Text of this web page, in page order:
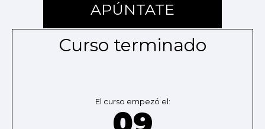
APÚNTATE
Curso terminado
El curso empezó el: